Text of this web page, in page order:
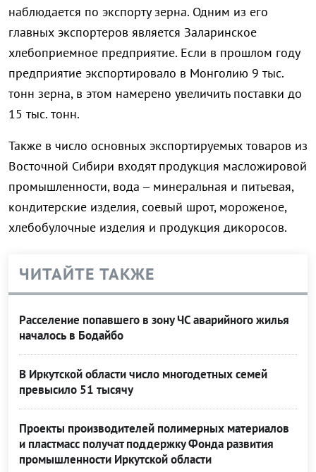
наблюдается по экспорту зерна. Одним из его
главных экспортеров является Заларинское
хлебоприемное предприятие. Если в прошлом году
предприятие экспортировало в Монголию 9 тыс.
тонн зерна, в этом намерено увеличить поставки до
15 тыс. тонн.
Также в число основных экспортируемых товаров из
Восточной Сибири входят продукция масложировой
промышленности, вода – минеральная и питьевая,
кондитерские изделия, соевый шрот, мороженое,
хлебобулочные изделия и продукция дикоросов.
ЧИТАЙТЕ ТАКЖЕ
Расселение попавшего в зону ЧС аварийного жилья
началось в Бодайбо
В Иркутской области число многодетных семей
превысило 51 тысячу
Проекты производителей полимерных материалов
и пластмасс получат поддержку Фонда развития
промышленности Иркутской области